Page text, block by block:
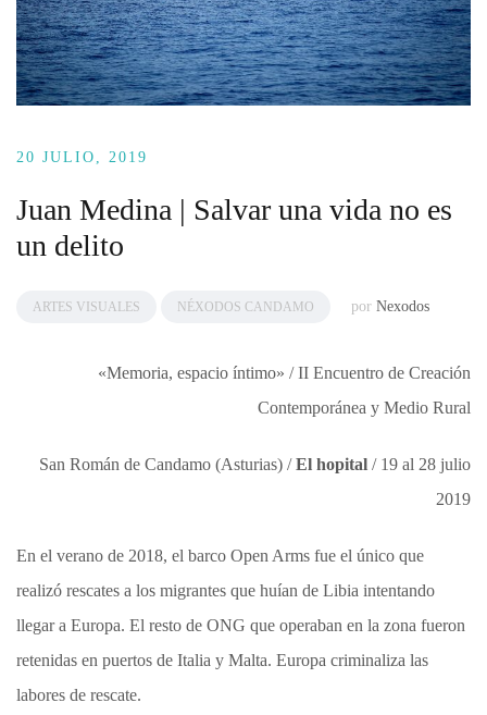
20 JULIO, 2019
Juan Medina | Salvar una vida no es
un delito
ARTES VISUALES NÉXODOS CANDAMO por Nexodos
«Memoria, espacio íntimo» / II Encuentro de Creación
Contemporánea y Medio Rural
San Román de Candamo (Asturias) /El hopital / 19 al 28 julio
2019
En el verano de 2018, el barco Open Arms fue el único que
realizó rescates a los migrantes que huían de Libia intentando
llegar a Europa. El resto de ONG que operaban en la zona fueron
retenidas en puertos de Italia y Malta. Europa criminaliza las
labores de rescate.